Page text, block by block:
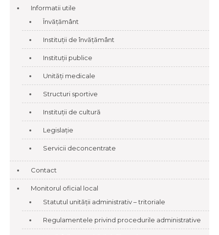
Informatii utile
Învățământ
Instituții de învățământ
Instituții publice
Unități medicale
Structuri sportive
Instituții de cultură
Legislație
Servicii deconcentrate
Contact
Monitorul oficial local
Statutul unității administrativ – tritoriale
Regulamentele privind procedurile administrative